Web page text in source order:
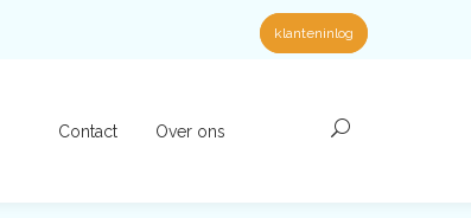
klanteninlog
Contact Over ons